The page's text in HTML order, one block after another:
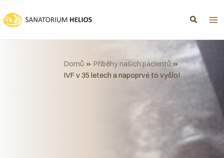
na
obsah
Domů
Příběhy našich pacientů
IVF v 35 letech a napoprvé to vyšlo!